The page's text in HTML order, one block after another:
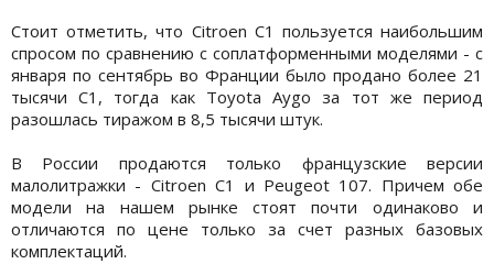
Стоит отметить, что Citroen C1 пользуется наибольшим
спросом по сравнению с соплатформенными моделями - с
января по сентябрь во Франции было продано более 21
тысячи С1, тогда как Toyota Aygo за тот же период
разошлась тиражом в 8,5 тысячи штук.
В России продаются только французские версии
малолитражки - Citroen C1 и Peugeot 107. Причем обе
модели на нашем рынке стоят почти одинаково и
отличаются по цене только за счет разных базовых
комплектаций.